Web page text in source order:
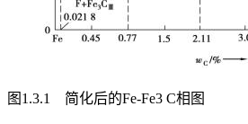
图1.3.1 简化后的Fe-Fe3 C相图